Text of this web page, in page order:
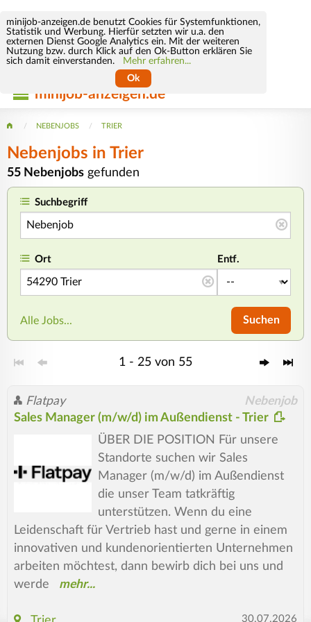
minijob-anzeigen.de benutzt Cookies für Systemfunktionen,
Statistik und Werbung. Hierfür setzten wir u.a. den
externen Dienst Google Analytics ein. Mit der weiteren
Nutzung bzw. durch Klick auf den Ok-Button erklären Sie
sich damit einverstanden.
Mehr erfahren...
Ok
minijob-anzeigen.de
NEBENJOBS TRIER
Nebenjobs in Trier
55 Nebenjobs gefunden
Suchbegriff
Ort Entf.
Alle Jobs... Suchen
1 - 25 von 55
Flatpay Nebenjob
Sales Manager (m/w/d) im Außendienst - Trier
ÜBER DIE POSITION Für unsere
Standorte suchen wir Sales
Manager (m/w/d) im Außendienst
die unser Team tatkräftig
unterstützen. Wenn du eine
Leidenschaft für Vertrieb hast und gerne in einem
innovativen und kundenorientierten Unternehmen
arbeiten möchtest, dann bewirb dich bei uns und
werde
30.07.2026